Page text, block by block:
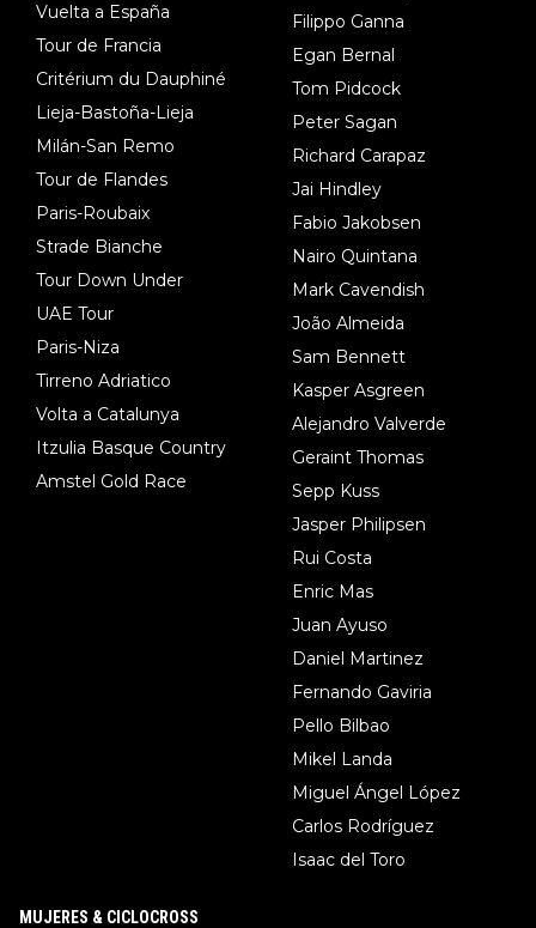
Vuelta a España
Tour de Francia
Critérium du Dauphiné
Lieja-Bastoña-Lieja
Milán-San Remo
Tour de Flandes
Paris-Roubaix
Strade Bianche
Tour Down Under
UAE Tour
Paris-Niza
Tirreno Adriatico
Volta a Catalunya
Itzulia Basque Country
Amstel Gold Race
Filippo Ganna
Egan Bernal
Tom Pidcock
Peter Sagan
Richard Carapaz
Jai Hindley
Fabio Jakobsen
Nairo Quintana
Mark Cavendish
João Almeida
Sam Bennett
Kasper Asgreen
Alejandro Valverde
Geraint Thomas
Sepp Kuss
Jasper Philipsen
Rui Costa
Enric Mas
Juan Ayuso
Daniel Martinez
Fernando Gaviria
Pello Bilbao
Mikel Landa
Miguel Ángel López
Carlos Rodríguez
Isaac del Toro
MUJERES & CICLOCROSS